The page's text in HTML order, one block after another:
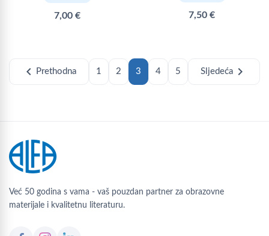
7,00 € 7,50 €
chevron_left Prethodna 1 2 3 4 5 Sljedeća chevron_right
Već 50 godina s vama - vaš pouzdan partner za obrazovne
materijale i kvalitetnu literaturu.